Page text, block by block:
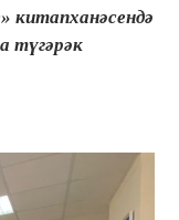
китапханәсендә
түгәрәк